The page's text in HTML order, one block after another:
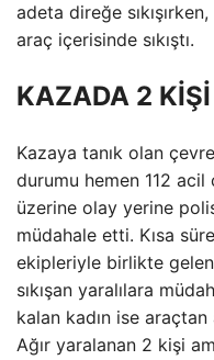
adeta direğe
araç içerisinde sıkıştı.
KAZADA 2
Kazaya tanık olan
durumu hemen 112
üzerine olay yerine
müdahale etti. Kısa
ekipleriyle birlikte
sıkışan yaralılara
kalan kadın ise araçtan
Ağır yaralanan 2 kişi